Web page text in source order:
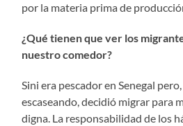
por la materia prima de
¿Qué tienen que ver los
nuestro comedor?
Sini era pescador en Senegal
escaseando, decidió migrar para
digna. La responsabilidad de los